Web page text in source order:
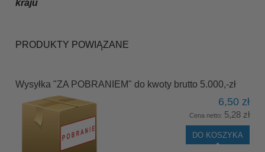
kraju
PRODUKTY POWIĄZANE
Wysyłka "ZA POBRANIEM" do kwoty brutto 5.000,-zł
6,50 zł
Cena netto: 5,28 zł
DO KOSZYKA